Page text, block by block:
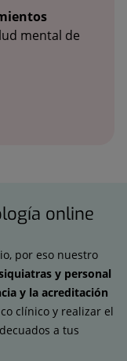
mental de
online
por eso nuestro
y personal
y la acreditación
clínico y realizar el
a tus